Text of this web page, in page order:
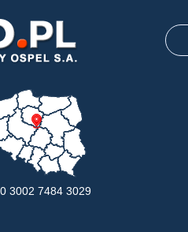
3002 7484 3029